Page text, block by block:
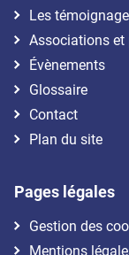
Les
Associations et
Évènements
Glossaire
Contact
Plan du site
Pages légales
Gestion des
Mentions